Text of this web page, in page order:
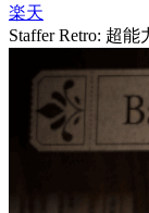
楽天
Staffer Retro: 超